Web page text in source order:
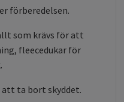
förberedelsen.
som krävs för att
fleecedukar för
att ta bort skyddet.